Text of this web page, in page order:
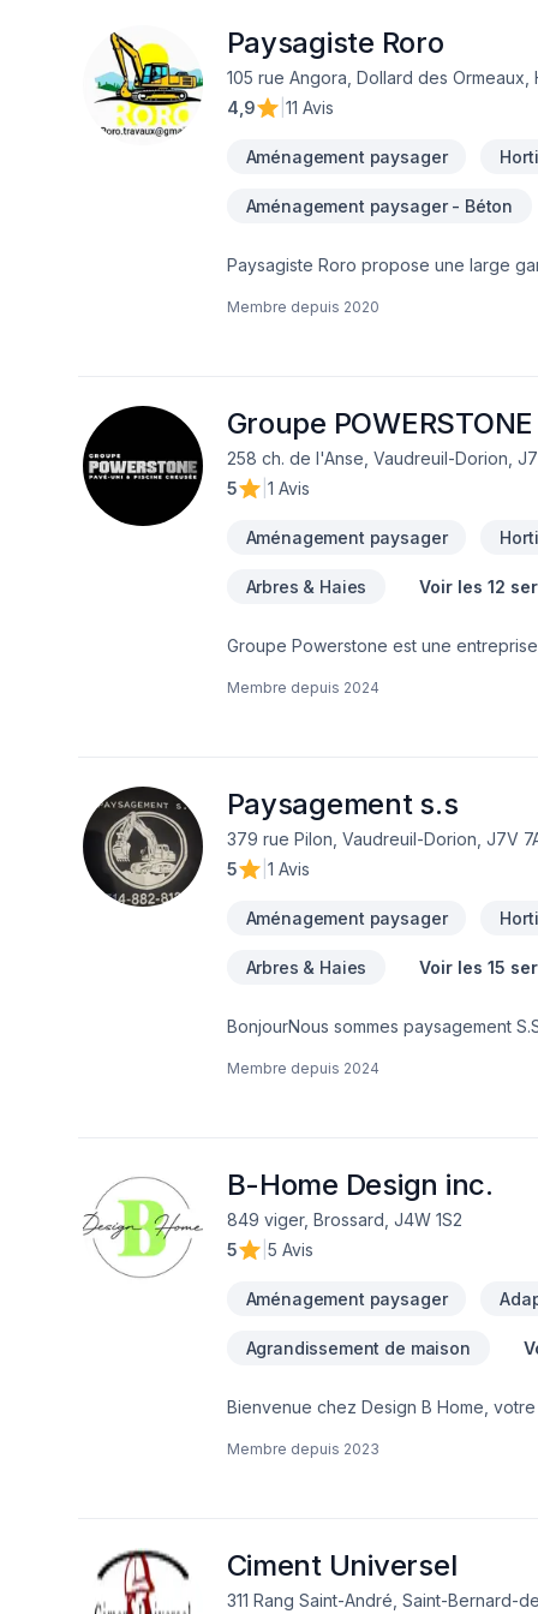
Paysagiste Roro
105 rue Angora, Dollard des Ormeaux,
4,9
11 Avis
Aménagement paysager
Aménagement paysager - Béton
Paysagiste Roro propose une large
en matière de paysagement. Notre
les margelles et les réparations
excellent service rapide et
offre une gamme complète de
des conseils d'experts, des
Membre depuis 2020
Groupe POWERSTONE
258 ch. de l'Anse, Vaudreuil-Dorion,
5
1 Avis
Aménagement paysager
Arbres & Haies Voir les 12
Groupe Powerstone est une
expertise en maçonnerie, installation
améliorer l'attrait de votre maison ou
confiance en matière de
hardscaping company based in the
properties. With expertise in
renovations, including pool
upgrade your outdoor living space,
Membre depuis 2024
Paysagement s.s
379 rue Pilon, Vaudreuil-Dorion, J7V
5
1 Avis
Aménagement paysager
Arbres & Haies Voir les 15
BonjourNous sommes paysagement
dalle,patio,trottoire en béton-
Membre depuis 2024
B-Home Design inc.
849 viger, Brossard, J4W 1S2
5
5 Avis
Aménagement paysager
Agrandissement de maison
Bienvenue chez Design B Home,
accompagner dans votre projet.Chez
rénovation complète de votre maison
designs uniques qui vous
Membre depuis 2023
Ciment Universel
311 Rang Saint-André, Saint-Bernard-